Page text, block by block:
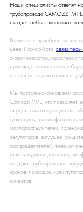
Наши специалисты ответят
трубопровода CAMOZZI
складе, чтобы сэкономить
Вы можете приобрести
цене. Пожалуйста, свяжитесь
о сертификатах,
сроках доставки
все вопросы, касающиеся
Мы постоянно обновляем
Camozzi MPL, что позволяет
осуществляются регулярно,
цилиндров, пневмофитингов,
маслораспылителей,
регуляторов, заглушек,
распределителей,
реле вакуума и давления,
воздуха, трубопроводов,
кранов, приводов,
клиентов.